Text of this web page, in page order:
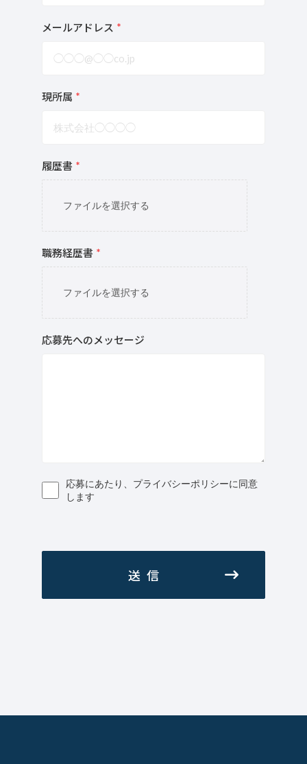
メールアドレス *
現所属 *
履歴書 *
ファイルを選択する
職務経歴書 *
ファイルを選択する
応募先へのメッセージ
応募にあたり、プライバシーポリシーに同意
します
送信